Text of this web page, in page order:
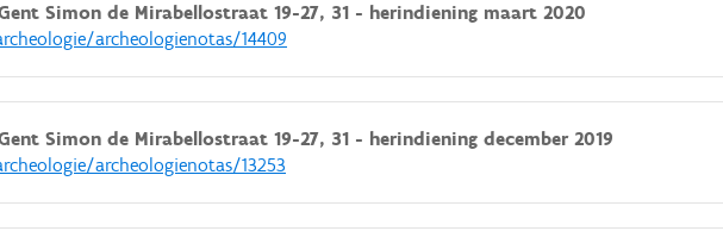
Simon de Mirabellostraat 19-27, 31 - herindiening maart 2020
archeologienotas/14409
Simon de Mirabellostraat 19-27, 31 - herindiening december 2019
archeologienotas/13253